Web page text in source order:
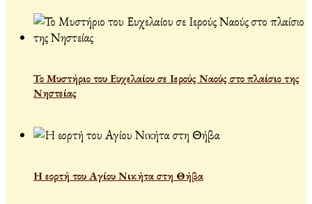
Το Μυστήριο του Ευχελαίου σε Ιερούς Ναούς στο πλαίσιο της
Νηστείας
Η εορτή του Αγίου Νικήτα στη Θήβα